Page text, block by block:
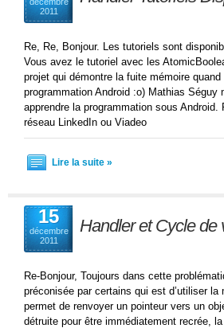
2011
Re, Re, Bonjour. Les tutoriels sont
Vous avez le tutoriel avec les
projet qui démontre la fuite mémoire
programmation Android :o) Mathias
apprendre la programmation sous
réseau LinkedIn ou Viadeo
Lire la suite »
15
décembre
2011
Handler et Cycle de
Re-Bonjour, Toujours dans cette
préconisée par certains qui est d’utiliser
permet de renvoyer un pointeur vers un
détruite pour être immédiatement recrée,